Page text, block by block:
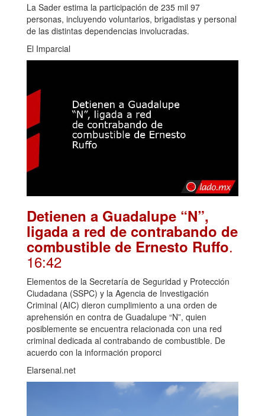
La Sader estima la participación de 235 mil 97
personas, incluyendo voluntarios, brigadistas y personal
de las distintas dependencias involucradas.
El Imparcial
Detienen a Guadalupe “N”,
ligada a red de contrabando de
combustible de Ernesto Ruffo.
16:42
Elementos de la Secretaría de Seguridad y Protección
Ciudadana (SSPC) y la Agencia de Investigación
Criminal (AIC) dieron cumplimiento a una orden de
aprehensión en contra de Guadalupe “N”, quien
posiblemente se encuentra relacionada con una red
criminal dedicada al contrabando de combustible. De
acuerdo con la información proporci
Elarsenal.net